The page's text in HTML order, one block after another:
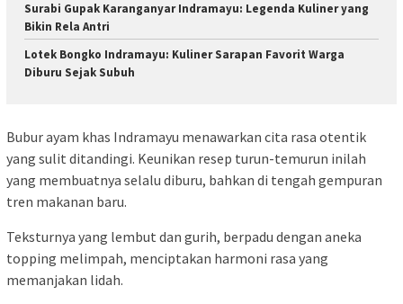
Surabi Gupak Karanganyar Indramayu: Legenda Kuliner yang
Bikin Rela Antri
Lotek Bongko Indramayu: Kuliner Sarapan Favorit Warga
Diburu Sejak Subuh
Bubur ayam khas Indramayu menawarkan cita rasa otentik
yang sulit ditandingi. Keunikan resep turun-temurun inilah
yang membuatnya selalu diburu, bahkan di tengah gempuran
tren makanan baru.
Teksturnya yang lembut dan gurih, berpadu dengan aneka
topping melimpah, menciptakan harmoni rasa yang
memanjakan lidah.